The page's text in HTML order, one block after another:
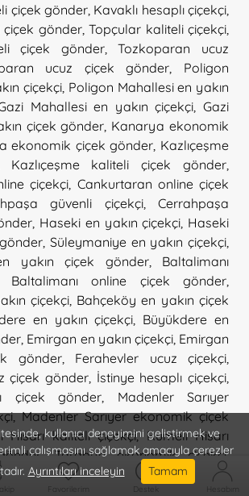
çiçek gönder Kavaklı hesaplı çiçekçi
çiçek gönder, Topçular kaliteli çiçekçi
çiçek gönder,Tozkoparan ucuz
ucuz çiçek gönder
Poligon
çiçekçi Poligon Mahallesi en yakın
Mahallesi en yakın çiçekçi ,Gazi
çiçek gönder Kanarya ekonomik
ekonomik çiçek gönder Kazlıçeşme
Kazlıçeşme kaliteli çiçek gönder
çiçekçi Cankurtaran online çiçek
güvenli çiçekçi, Cerrahpaşa
Haseki en yakın çiçekçi Haseki
Süleymaniye en yakın çiçekçi
yakın çiçek gönder, Baltalimanı
Baltalimanı online çiçek gönder
çiçekçi, Bahçeköy en yakın çiçek
en yakın çiçekçi
Büyükdere en
Emirgan en yakın çiçekçi, Emirgan
gönder, Ferahevler ucuz çiçekçi
çiçek gönder İstinye hesaplı çiçekçi
çiçek gönder
Madenler Sarıyer
,Madenler Sarıyer ekonomik çiçek
Hisarı kaliteli çiçekçi, Rumeli Hisarı
,Tarabya ekonomik çiçekçi,
çiçek gönder,Gümüşsuyu ucuz
Favorilerim Destek Hesabım
kullanıcı deneyimini geliştirmek ve
çalışmasını sağlamak amacıyla çerezler
Ayrıntıları inceleyin Tamam